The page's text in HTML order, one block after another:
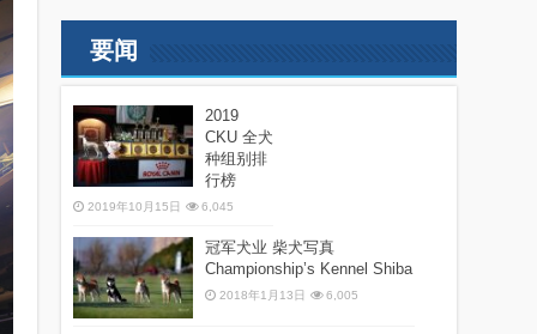
要闻
2019
CKU 全犬
种组别排
行榜
2019年10月15日 6,045
冠军犬业 柴犬写真
Championship’s Kennel Shiba
2018年1月13日 6,005